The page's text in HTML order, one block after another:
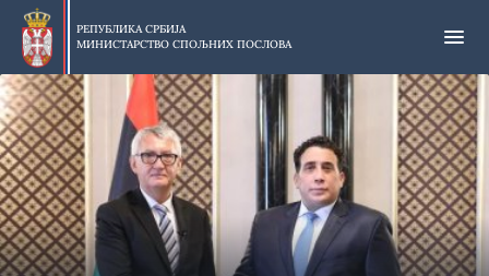
Прескочи
главни
део
садржаја
РЕПУБЛИКА СРБИЈА
МИНИСТАРСТВО СПОЉНИХ ПОСЛОВА